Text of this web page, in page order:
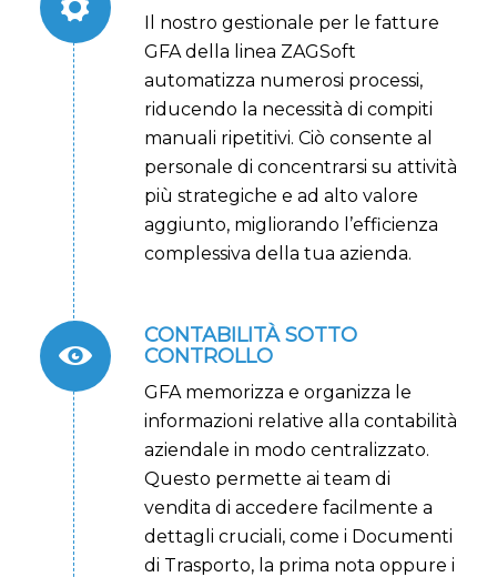
Il nostro gestionale per le fatture
GFA della linea ZAGSoft
automatizza numerosi processi,
riducendo la necessità di compiti
manuali ripetitivi. Ciò consente al
personale di concentrarsi su attività
più strategiche e ad alto valore
aggiunto, migliorando l’efficienza
complessiva della tua azienda.
CONTABILITÀ SOTTO
CONTROLLO
GFA memorizza e organizza le
informazioni relative alla contabilità
aziendale in modo centralizzato.
Questo permette ai team di
vendita di accedere facilmente a
dettagli cruciali, come i Documenti
di Trasporto, la prima nota oppure i